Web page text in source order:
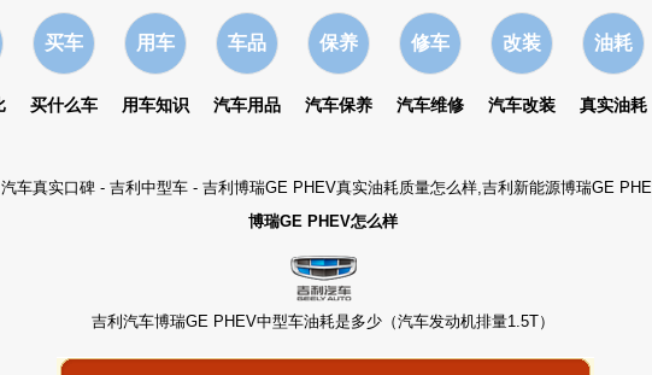
买车
买什么车
用车
用车知识
车品
汽车用品
保养
汽车保养
修车
汽车维修
改装
汽车改装
油耗
真实油耗
汽车真实口碑- 吉利中型车- 吉利博瑞GE PHEV真实油耗质量怎么样,吉利新能源博瑞GE
博瑞GE PHEV怎么样
吉利汽车博瑞GE PHEV中型车油耗是多少（汽车发动机排量1.5T）